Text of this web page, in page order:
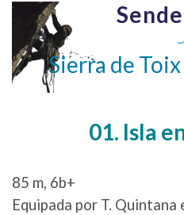
Sierra de
01. Isla
85 m, 6b+
Equipada por T. Quintana